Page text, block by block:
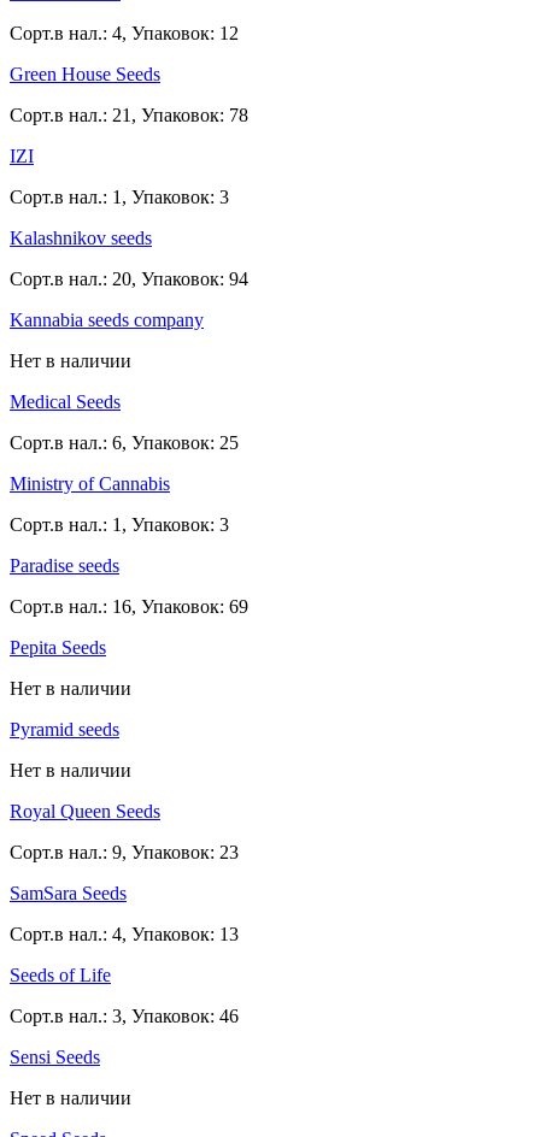
Сорт.в нал.: 4, Упаковок: 12
Green House Seeds
Сорт.в нал.: 21, Упаковок: 78
IZI
Сорт.в нал.: 1, Упаковок: 3
Kalashnikov seeds
Сорт.в нал.: 20, Упаковок: 94
Kannabia seeds company
Нет в наличии
Medical Seeds
Сорт.в нал.: 6, Упаковок: 25
Ministry of Cannabis
Сорт.в нал.: 1, Упаковок: 3
Paradise seeds
Сорт.в нал.: 16, Упаковок: 69
Pepita Seeds
Нет в наличии
Pyramid seeds
Нет в наличии
Royal Queen Seeds
Сорт.в нал.: 9, Упаковок: 23
SamSara Seeds
Сорт.в нал.: 4, Упаковок: 13
Seeds of Life
Сорт.в нал.: 3, Упаковок: 46
Sensi Seeds
Нет в наличии